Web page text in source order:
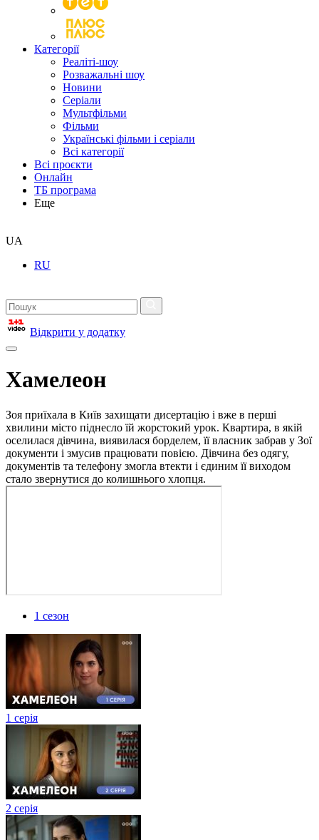
Категорії
Реаліті-шоу
Розважальні шоу
Новини
Серіали
Мультфільми
Фільми
Українські фільми і серіали
Всі категорії
Всі проєкти
Онлайн
ТБ програма
Еще
UA
RU
Відкрити у додатку
Хамелеон
Зоя приїхала в Київ захищати дисертацію і вже в перші
хвилини місто піднесло їй жорстокий урок. Квартира, в якій
оселилася дівчина, виявилася борделем, її власник забрав у Зої
документи і змусив працювати повією. Дівчина без одягу,
документів та телефону змогла втекти і єдиним її виходом
стало звернутися до колишнього хлопця.
1 сезон
1 серія
2 серія